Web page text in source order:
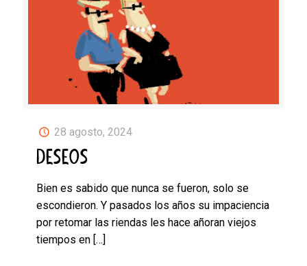
28 agosto, 2024
DESEOS
Bien es sabido que nunca se fueron, solo se
escondieron. Y pasados los años su impaciencia
por retomar las riendas les hace añoran viejos
tiempos en […]